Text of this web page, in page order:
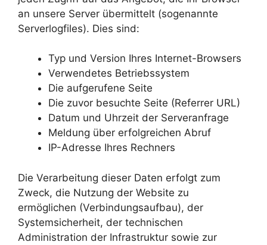
an unsere Server übermittelt (sogenannte
Serverlogfiles). Dies sind:
Typ und Version Ihres Internet-Browsers
Verwendetes Betriebssystem
Die aufgerufene Seite
Die zuvor besuchte Seite (Referrer URL)
Datum und Uhrzeit der Serveranfrage
Meldung über erfolgreichen Abruf
IP-Adresse Ihres Rechners
Die Verarbeitung dieser Daten erfolgt zum
Zweck, die Nutzung der Website zu
ermöglichen (Verbindungsaufbau), der
Systemsicherheit, der technischen
Administration der Infrastruktur sowie zur